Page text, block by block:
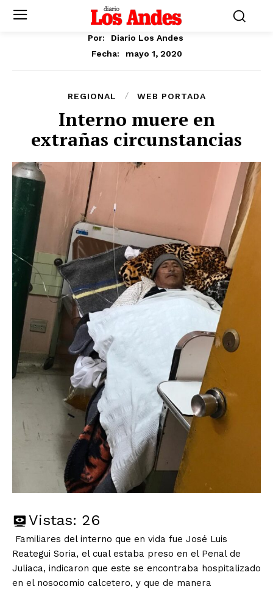
Por:
Diario Los Andes
Fecha:
mayo 1, 2020
REGIONAL WEB PORTADA
Interno muere en
extrañas circunstancias
Vistas: 26
Familiares del interno que en vida fue José Luis
Reategui Soria, el cual estaba preso en el Penal de
Juliaca, indicaron que este se encontraba hospitalizado
en el nosocomio calcetero, y que de manera